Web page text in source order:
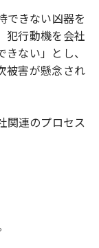
できない凶器を
犯行動機を会社
ない」とし、
被害が懸念され
関連のプロセス